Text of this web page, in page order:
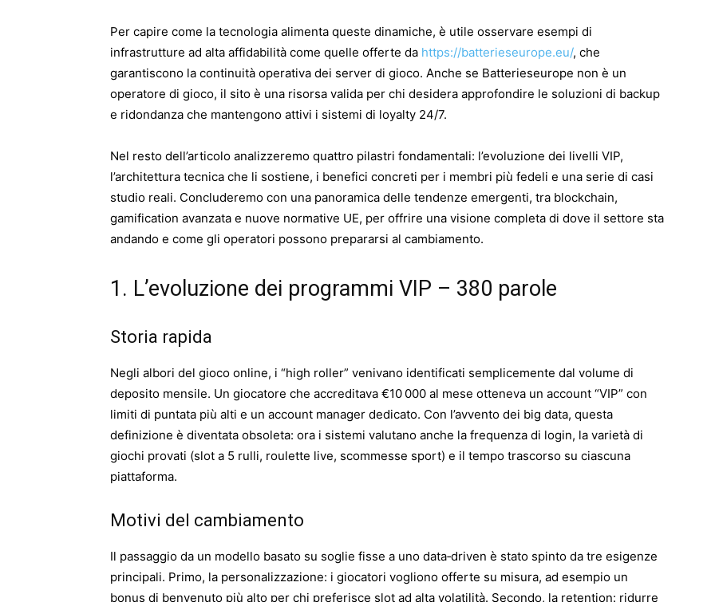
Per capire come la tecnologia alimenta queste dinamiche, è utile osservare esempi di
infrastrutture ad alta affidabilità come quelle offerte da https://batterieseurope.eu/, che
garantiscono la continuità operativa dei server di gioco. Anche se Batterieseurope non è un
operatore di gioco, il sito è una risorsa valida per chi desidera approfondire le soluzioni di backup
e ridondanza che mantengono attivi i sistemi di loyalty 24/7.
Nel resto dell’articolo analizzeremo quattro pilastri fondamentali: l’evoluzione dei livelli VIP,
l’architettura tecnica che li sostiene, i benefici concreti per i membri più fedeli e una serie di casi
studio reali. Concluderemo con una panoramica delle tendenze emergenti, tra blockchain,
gamification avanzata e nuove normative UE, per offrire una visione completa di dove il settore sta
andando e come gli operatori possono prepararsi al cambiamento.
1. L’evoluzione dei programmi VIP – 380 parole
Storia rapida
Negli albori del gioco online, i “high roller” venivano identificati semplicemente dal volume di
deposito mensile. Un giocatore che accreditava €10 000 al mese otteneva un account “VIP” con
limiti di puntata più alti e un account manager dedicato. Con l’avvento dei big data, questa
definizione è diventata obsoleta: ora i sistemi valutano anche la frequenza di login, la varietà di
giochi provati (slot a 5 rulli, roulette live, scommesse sport) e il tempo trascorso su ciascuna
piattaforma.
Motivi del cambiamento
Il passaggio da un modello basato su soglie fisse a uno data‑driven è stato spinto da tre esigenze
principali. Primo, la personalizzazione: i giocatori vogliono offerte su misura, ad esempio un
bonus di benvenuto più alto per chi preferisce slot ad alta volatilità. Secondo, la retention: ridurre